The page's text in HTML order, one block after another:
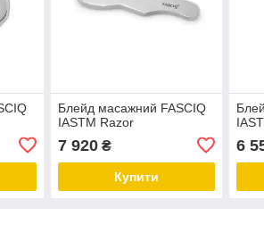
Блейд масажний FASCIQ
IASTM Razor
7 920₴
Купити
6